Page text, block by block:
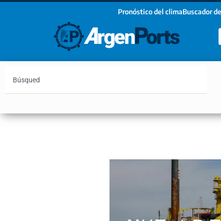
Pronóstico del climaBuscador
¡Sumate a nuestro Newsletter!
Email
Estoy de acuerdo con las condiciones y políticas